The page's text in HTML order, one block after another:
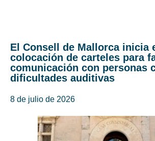
El Consell de Mallorca inicia
colocación de carteles para
comunicación con personas
dificultades auditivas
8 de julio de 2026